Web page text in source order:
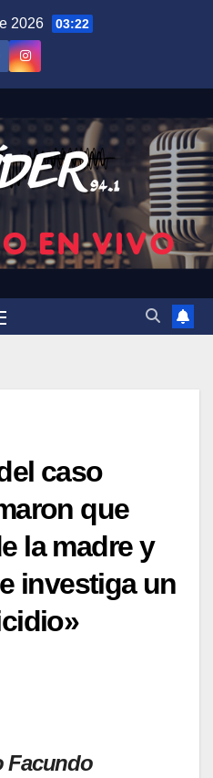
2026 03:22
caso
que
la madre y
investiga un
Facundo